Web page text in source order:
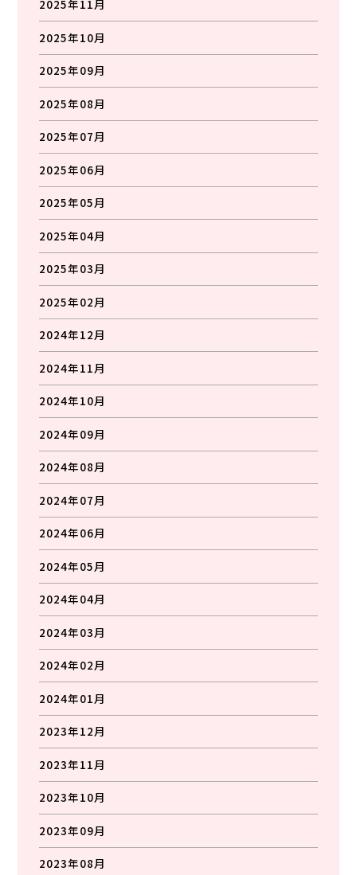
2025年11月
2025年10月
2025年09月
2025年08月
2025年07月
2025年06月
2025年05月
2025年04月
2025年03月
2025年02月
2024年12月
2024年11月
2024年10月
2024年09月
2024年08月
2024年07月
2024年06月
2024年05月
2024年04月
2024年03月
2024年02月
2024年01月
2023年12月
2023年11月
2023年10月
2023年09月
2023年08月